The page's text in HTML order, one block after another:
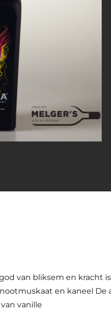
van bliksem en kracht
en kaneel De
vanille